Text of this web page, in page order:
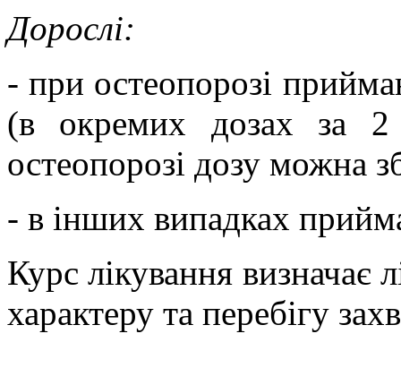
Дорослі:
- при остеопорозі
(в окремих дозах за
остеопорозі дозу можна
- в інших випадках
Курс лікування визначає
характеру та перебігу